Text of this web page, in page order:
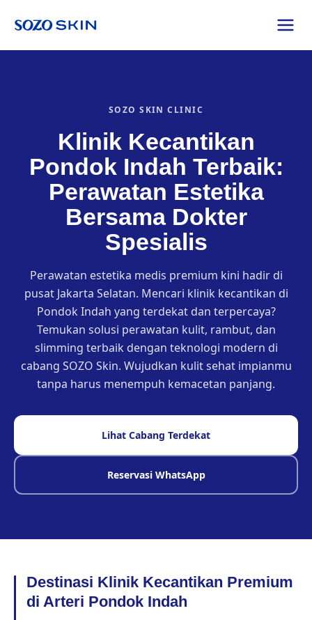
SOZO SKIN CLINIC
Klinik Kecantikan
Pondok Indah Terbaik:
Perawatan Estetika
Bersama Dokter
Spesialis
Perawatan estetika medis premium kini hadir di
pusat Jakarta Selatan. Mencari klinik kecantikan di
Pondok Indah yang terdekat dan terpercaya?
Temukan solusi perawatan kulit, rambut, dan
slimming terbaik dengan teknologi modern di
cabang SOZO Skin. Wujudkan kulit sehat impianmu
tanpa harus menempuh kemacetan panjang.
Lihat Cabang Terdekat
Reservasi WhatsApp
Destinasi Klinik Kecantikan Premium
di Arteri Pondok Indah